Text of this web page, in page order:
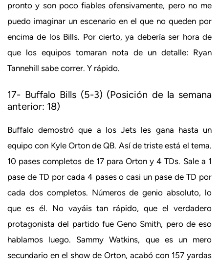
pronto y son poco fiables ofensivamente, pero no me
puedo imaginar un escenario en el que no queden por
encima de los Bills. Por cierto, ya debería ser hora de
que los equipos tomaran nota de un detalle: Ryan
Tannehill sabe correr. Y rápido.
17- Buffalo Bills (5-3) (Posición de la semana
anterior: 18)
Buffalo demostró que a los Jets les gana hasta un
equipo con Kyle Orton de QB. Así de triste está el tema.
10 pases completos de 17 para Orton y 4 TDs. Sale a 1
pase de TD por cada 4 pases o casi un pase de TD por
cada dos completos. Números de genio absoluto, lo
que es él. No vayáis tan rápido, que el verdadero
protagonista del partido fue Geno Smith, pero de eso
hablamos luego. Sammy Watkins, que es un mero
secundario en el show de Orton, acabó con 157 yardas